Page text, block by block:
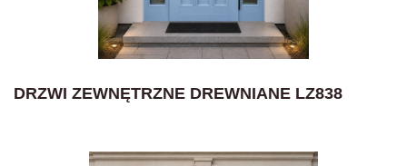
DRZWI ZEWNĘTRZNE DREWNIANE LZ838